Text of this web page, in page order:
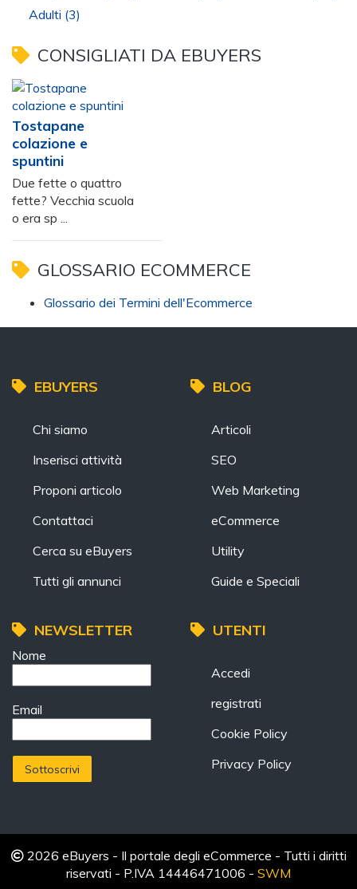
Adulti (3)
CONSIGLIATI DA EBUYERS
Tostapane
colazione e
spuntini
Due fette o quattro
fette? Vecchia scuola
o era sp ...
GLOSSARIO ECOMMERCE
Glossario dei Termini dell'Ecommerce
EBUYERS
Chi siamo
Inserisci attività
Proponi articolo
Contattaci
Cerca su eBuyers
Tutti gli annunci
BLOG
Articoli
SEO
Web Marketing
eCommerce
Utility
Guide e Speciali
NEWSLETTER
Nome
Email
UTENTI
Accedi
registrati
Cookie Policy
Privacy Policy
2026 eBuyers - Il portale degli eCommerce - Tutti i diritti
riservati - P.IVA 14446471006 - SWM